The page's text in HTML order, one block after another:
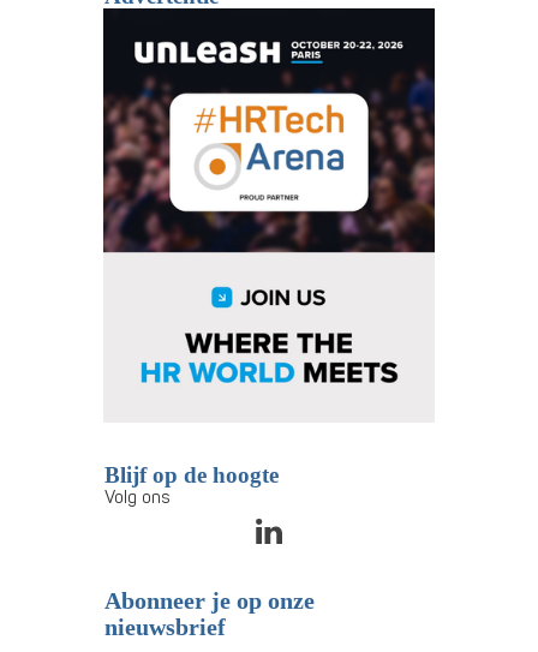
Blijf op de hoogte
Volg ons
Abonneer je op onze
nieuwsbrief